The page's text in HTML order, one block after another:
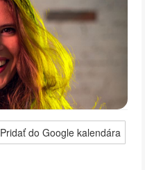
Pridať do Google kalendára